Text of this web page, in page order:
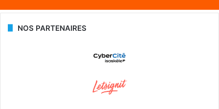
NOS PARTENAIRES